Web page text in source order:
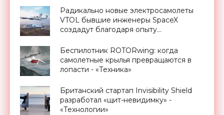
Радикально новые электросамолеты
VTOL бывшие инженеры SpaceX
создадут благодаря опыту
Беспилотник ROTORwing: когда
самолетные крылья превращаются в
лопасти - «Техника»
Британский стартап Invisibility Shield
разработал «щит-невидимку» -
«Технологии»